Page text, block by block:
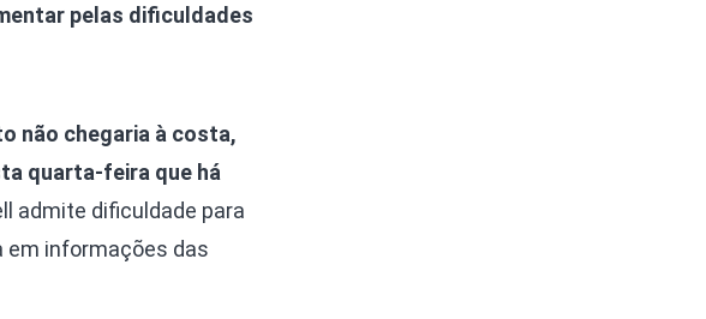
pelas dificuldades
não chegaria à costa,
quarta-feira que há
admite dificuldade para
em informações das